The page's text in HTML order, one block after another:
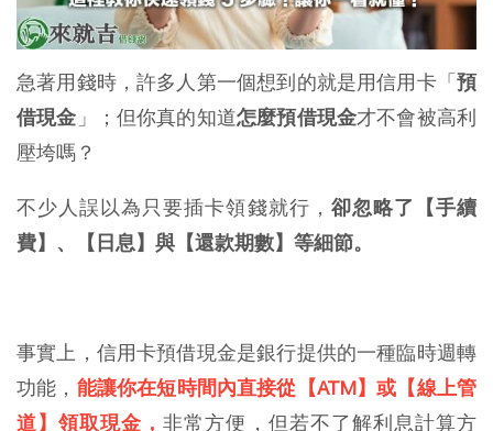
急著用錢時，許多人第一個想到的就是用信用卡「 預
借現金 」；但你真的知道怎麼預借現金才不會被高利
壓垮嗎？
不少人誤以為只要插卡領錢就行， 卻忽略了【手續
費】、【日息】與【還款期數】等細節。
事實上，信用卡預借現金是銀行提供的一種臨時週轉
功能， 能讓你在短時間內直接從【ATM】或【線上管
道】領取現金，非常方便，但若不了解利息計算方